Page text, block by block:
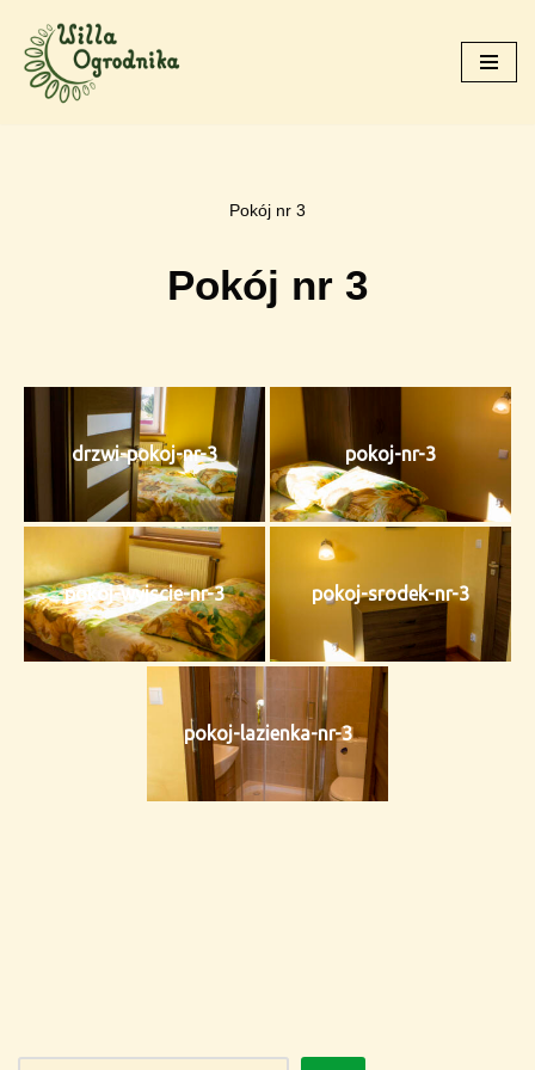
Skip
to
Pokój nr 3
Pokój nr 3
drzwi-pokoj-nr-3 pokoj-nr-3
pokoj-wyjscie-nr-3 pokoj-srodek-nr-3
pokoj-lazienka-nr-3